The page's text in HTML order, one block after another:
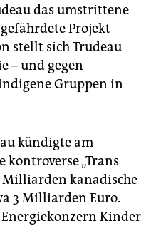
das umstrittene
Projekt
stellt sich Trudeau
– und gegen
Gruppen in
kündigte am
kontroverse „Trans
kanadische
3 Milliarden Euro.
Kinder